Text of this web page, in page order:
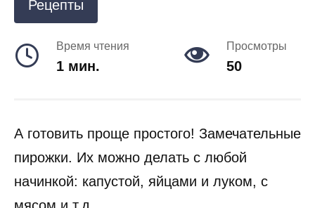
Рецепты
Время чтения
1 мин.
Просмотры
50
А готовить проще простого! Замечательные
пирожки. Их можно делать с любой
начинкой: капустой, яйцами и луком, с